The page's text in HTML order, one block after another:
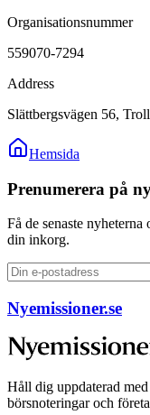
Organisationsnummer
559070-7294
Address
Slättbergsvägen 56,
Hemsida
Prenumerera på
Få de senaste
din inkorg.
Nyemissioner.se
Håll dig uppdaterad
börsnoteringar och